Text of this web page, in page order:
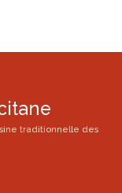
traditionnelle des